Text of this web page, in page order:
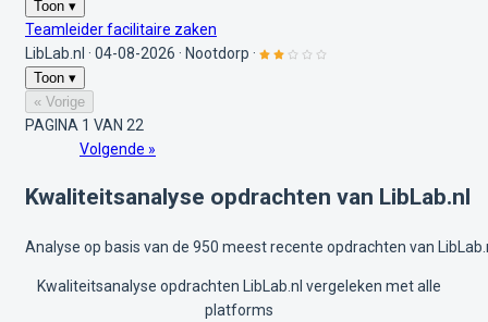
Toon ▾
Teamleider facilitaire zaken
LibLab.nl · 04-08-2026 · Nootdorp ·
Toon ▾
« Vorige
PAGINA 1 VAN 22
Volgende »
Kwaliteitsanalyse opdrachten van LibLab.nl
Analyse op basis van de 950 meest recente opdrachten van
Kwaliteitsanalyse opdrachten LibLab.nl vergeleken met alle
platforms